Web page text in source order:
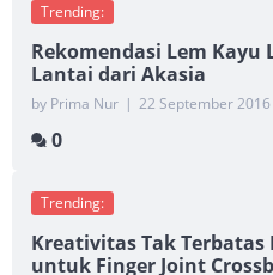
Trending:
Rekomendasi Lem
Lantai dari Akasia
by Prima Nur | 22 September 2016
0
Trending:
Kreativitas Tak Terbatas
untuk Finger Joint